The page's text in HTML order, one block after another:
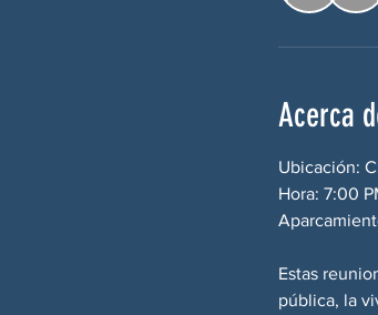
Acerca
Ubicación:
Hora: 7:00
Estas
pública, la